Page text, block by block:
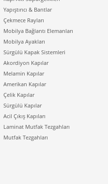
Yapıştırıcı & Bantlar
Çekmece Rayları
Mobilya Bağlantı Elemanları
Mobilya Ayakları
Sürgülü Kapak Sistemleri
Akordiyon Kapılar
Melamin Kapılar
Amerikan Kapılar
Çelik Kapılar
Sürgülü Kapılar
Acil Çıkış Kapıları
Laminat Mutfak Tezgahları
Mutfak Tezgahları